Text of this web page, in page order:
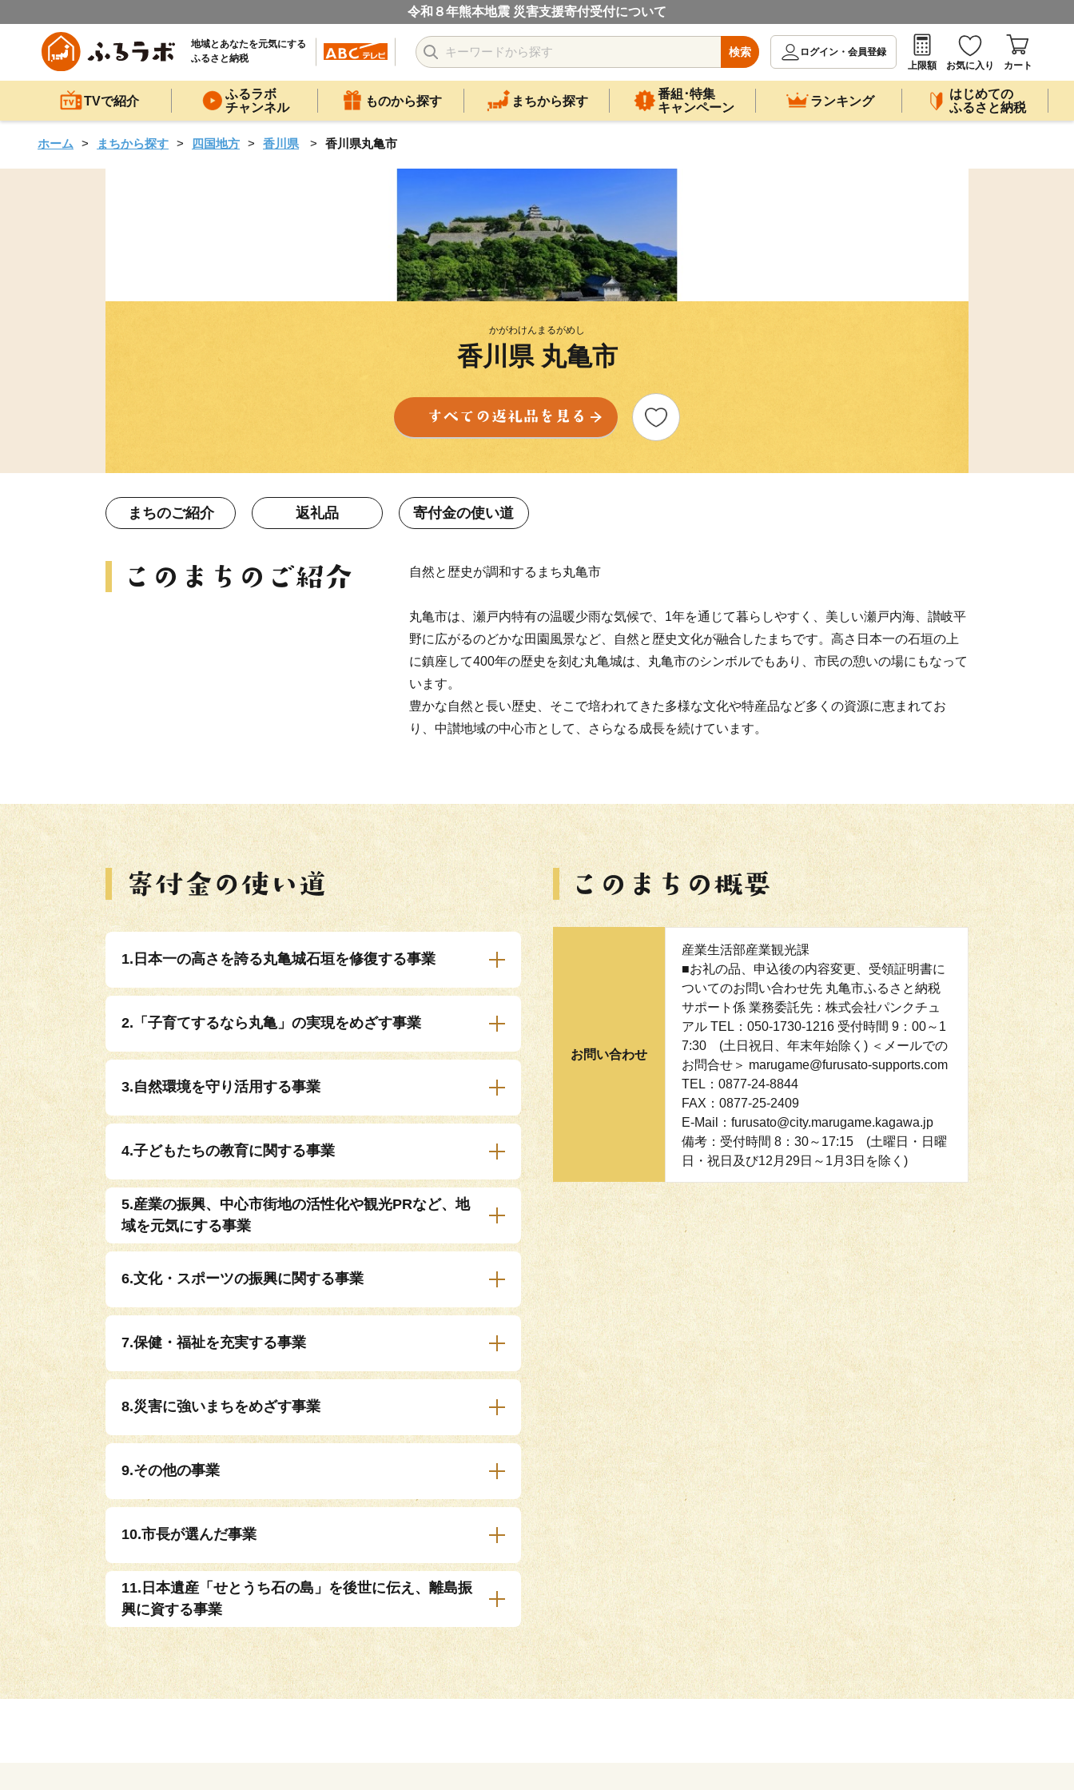
令和８年熊本地震 災害支援寄付受付について
地域とあなたを元気にする
ふるさと納税
検索
ログイン・会員登録
上限額
お気に入り カート
TVで紹介
ふるラボ
チャンネル
ものから探す まちから探す
番組･特集
キャンペーン
ランキング
はじめての
ふるさと納税
ホーム まちから探す 四国地方 香川県 香川県丸亀市
かがわけんまるがめし
香川県 丸亀市
まちのご紹介 返礼品 寄付金の使い道
自然と歴史が調和するまち丸亀市
丸亀市は、瀬戸内特有の温暖少雨な気候で、1年を通じて暮らしやすく、美しい瀬戸内海、讃岐平
野に広がるのどかな田園風景など、自然と歴史文化が融合したまちです。高さ日本一の石垣の上
に鎮座して400年の歴史を刻む丸亀城は、丸亀市のシンボルでもあり、市民の憩いの場にもなって
います。
豊かな自然と長い歴史、そこで培われてきた多様な文化や特産品など多くの資源に恵まれてお
り、中讃地域の中心市として、さらなる成長を続けています。
1.日本一の高さを誇る丸亀城石垣を修復する事業
2.「子育てするなら丸亀」の実現をめざす事業
3.自然環境を守り活用する事業
4.子どもたちの教育に関する事業
5.産業の振興、中心市街地の活性化や観光PRなど、地
域を元気にする事業
6.文化・スポーツの振興に関する事業
7.保健・福祉を充実する事業
8.災害に強いまちをめざす事業
9.その他の事業
10.市長が選んだ事業
11.日本遺産「せとうち石の島」を後世に伝え、離島振
興に資する事業
お問い合わせ
産業生活部産業観光課
■お礼の品、申込後の内容変更、受領証明書に
ついてのお問い合わせ先 丸亀市ふるさと納税
サポート係 業務委託先：株式会社パンクチュ
アル TEL：050-1730-1216 受付時間 9：00～1
7:30 (土日祝日、年末年始除く) ＜メールでの
お問合せ＞ marugame@furusato-supports.com
TEL：0877-24-8844
FAX：0877-25-2409
E-Mail：furusato@city.marugame.kagawa.jp
備考：受付時間 8：30～17:15 (土曜日・日曜
日・祝日及び12月29日～1月3日を除く)